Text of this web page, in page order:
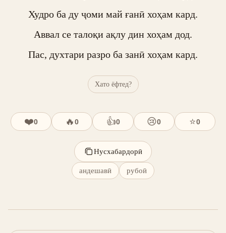
Худро ба ду ҷоми май ғанӣ хоҳам кард.
Аввал се талоқи ақлу дин хоҳам дод.
Пас, духтари разро ба занӣ хоҳам кард.
Хато ёфтед?
❤️0 🔥0 👍0 😢0 ⭐0
Нусхабардорӣ
андешавӣ рубоӣ